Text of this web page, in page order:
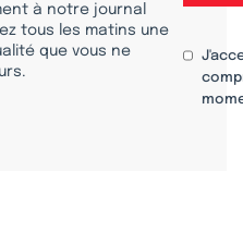
à notre journal
tous les matins une
que vous ne